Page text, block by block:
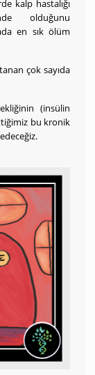
kalp hastalığı
olduğunu
en sık ölüm
çok sayıda
(insülin
bu kronik